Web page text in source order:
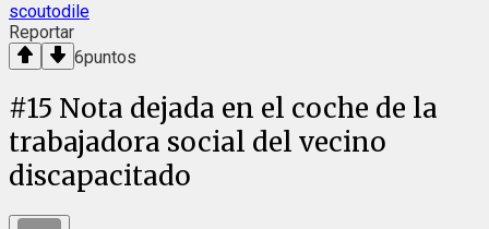
scoutodile
Reportar
6puntos
#15 Nota dejada en el coche de la
trabajadora social del vecino
discapacitado